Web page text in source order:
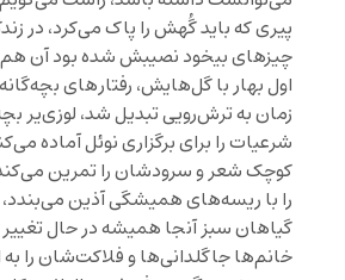
پیری که باید گُهش را پاک می‌کرد، در
چیزهای بیخود نصیبش شده بود آن
اول بهار با گل‌هایش، رفتار‌های
زمان به ترش‌رویی تبدیل شد، لوزی‌یر
شرعیات را برای برگزاری نوئل آماده
کوچک شعر و سرودشان را تمرین می‌کند،
را با ریسه‌های همیشگی آذین
گیاهان سبز آنجا همیشه در حال
خانم‌ها جاگلدانی‌ها و فلاکت‌شان را